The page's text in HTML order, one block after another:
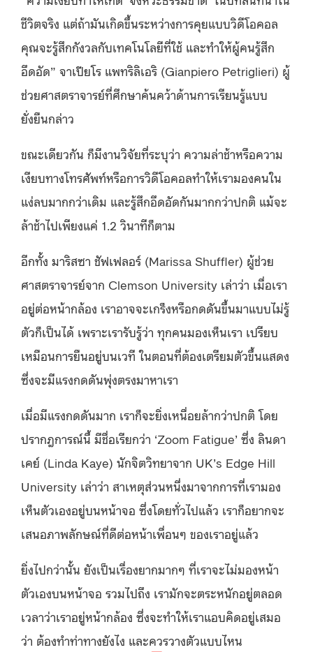
ชีวิตจริง แต่ถ้ามันเกิดขึ้นระหว่างการคุยแบบวิดีโอคอล
คุณจะรู้สึกกังวลกับเทคโนโลยีที่ใช้ และทำให้ผู้คนรู้สึก
อึดอัด” จาเปียโร แพทริลิเอริ (Gianpiero Petriglieri) ผู้
ช่วยศาสตราจารย์ที่ศึกษาค้นคว้าด้านการเรียนรู้แบบ
ยั่งยืนกล่าว
ขณะเดียวกัน ก็มีงานวิจัยที่ระบุว่า ความล่าช้าหรือความ
เงียบทางโทรศัพท์หรือการวิดีโอคอลทำให้เรามองคนใน
แง่ลบมากกว่าเดิม และรู้สึกอึดอัดกันมากกว่าปกติ แม้จะ
ล้าช้าไปเพียงแค่ 1.2 วินาทีก็ตาม
อีกทั้ง มาริสซา ชัฟเฟลอร์ (Marissa Shuffler) ผู้ช่วย
ศาสตราจารย์จาก Clemson University เล่าว่า เมื่อเรา
อยู่ต่อหน้ากล้อง เราอาจจะเกร็งหรือกดดันขึ้นมาแบบไม่รู้
ตัวก็เป็นได้ เพราะเรารับรู้ว่า ทุกคนมองเห็นเรา เปรียบ
เหมือนการยืนอยู่บนเวที ในตอนที่ต้องเตรียมตัวขึ้นแสดง
ซึ่งจะมีแรงกดดันพุ่งตรงมาหาเรา
เมื่อมีแรงกดดันมาก เราก็จะยิ่งเหนื่อยล้ากว่าปกติ โดย
ปรากฎการณ์นี้ มีชื่อเรียกว่า ‘Zoom Fatigue’ ซึ่ง ลินดา
เคย์ (Linda Kaye) นักจิตวิทยาจาก UK’s Edge Hill
University เล่าว่า สาเหตุส่วนหนึ่งมาจากการที่เรามอง
เห็นตัวเองอยู่บนหน้าจอ ซึ่งโดยทั่วไปแล้ว เราก็อยากจะ
เสนอภาพลักษณ์ที่ดีต่อหน้าเพื่อนๆ ของเราอยู่แล้ว
ยิ่งไปกว่านั้น ยังเป็นเรื่องยากมากๆ ที่เราจะไม่มองหน้า
ตัวเองบนหน้าจอ รวมไปถึง เรามักจะตระหนักอยู่ตลอด
เวลาว่าเราอยู่หน้ากล้อง ซึ่งจะทำให้เราแอบคิดอยู่เสมอ
ว่า ต้องทำท่าทางยังไง และควรวางตัวแบบไหน